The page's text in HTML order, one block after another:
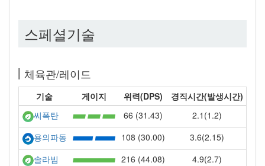
스페셜기술
체육관/레이드
기술 게이지 위력(DPS)
경직시간(발생시간)
씨폭탄
66 (31.43)
2.1(1.2)
용의파동
108 (30.00)
3.6(2.15)
솔라빔
216 (44.08) 4.9(2.7)